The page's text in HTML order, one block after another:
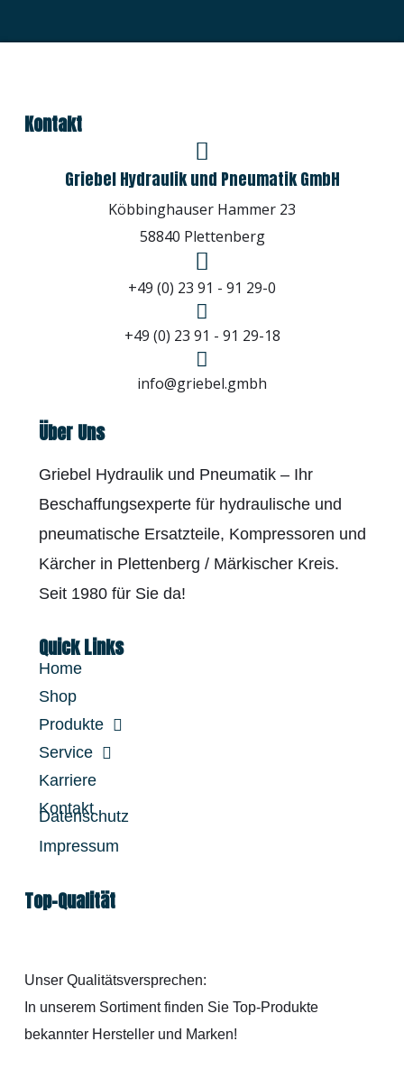
Kontakt
Griebel Hydraulik und Pneumatik GmbH
Köbbinghauser Hammer 23
58840 Plettenberg
+49 (0) 23 91 - 91 29-0
+49 (0) 23 91 - 91 29-18
info@griebel.gmbh
Top-Qualität
Unser Qualitätsversprechen:
In unserem Sortiment finden Sie Top-Produkte
bekannter Hersteller und Marken!
Quick Links
Home
Shop
Produkte
Service
Karriere
Kontakt
Datenschutz
Impressum
Über Uns
Griebel Hydraulik und Pneumatik – Ihr
Beschaffungsexperte für hydraulische und
pneumatische Ersatzteile, Kompressoren und
Kärcher in Plettenberg / Märkischer Kreis.
Seit 1980 für Sie da!